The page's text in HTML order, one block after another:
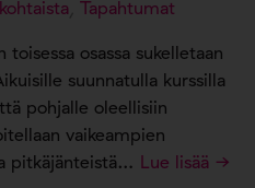
Tapahtumat
osassa sukelletaan
suunnatulla kurssilla
pohjalle oleellisiin
vaikeampien
pitkäjänteistä… Lue lisää →